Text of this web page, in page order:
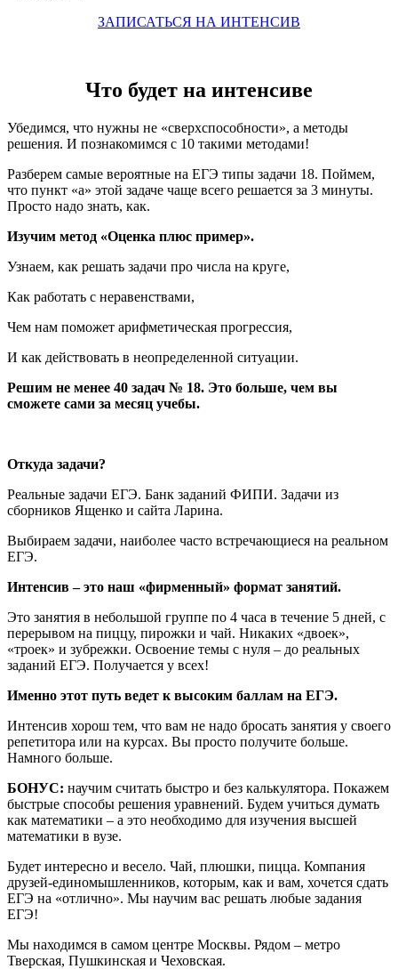
ЗАПИСАТЬСЯ НА ИНТЕНСИВ
Что будет на интенсиве
Убедимся, что нужны не «сверхспособности», а методы
решения. И познакомимся с 10 такими методами!
Разберем самые вероятные на ЕГЭ типы задачи 18. Поймем,
что пункт «а» этой задаче чаще всего решается за 3 минуты.
Просто надо знать, как.
Изучим метод «Оценка плюс пример».
Узнаем, как решать задачи про числа на круге,
Как работать с неравенствами,
Чем нам поможет арифметическая прогрессия,
И как действовать в неопределенной ситуации.
Решим не менее 40 задач № 18. Это больше, чем вы
сможете сами за месяц учебы.
Откуда задачи?
Реальные задачи ЕГЭ. Банк заданий ФИПИ. Задачи из
сборников Ященко и сайта Ларина.
Выбираем задачи, наиболее часто встречающиеся на реальном
ЕГЭ.
Интенсив – это наш «фирменный» формат занятий.
Это занятия в небольшой группе по 4 часа в течение 5 дней, с
перерывом на пиццу, пирожки и чай. Никаких «двоек»,
«троек» и зубрежки. Освоение темы с нуля – до реальных
заданий ЕГЭ. Получается у всех!
Именно этот путь ведет к высоким баллам на ЕГЭ.
Интенсив хорош тем, что вам не надо бросать занятия у своего
репетитора или на курсах. Вы просто получите больше.
Намного больше.
БОНУС: научим считать быстро и без калькулятора. Покажем
быстрые способы решения уравнений. Будем учиться думать
как математики – а это необходимо для изучения высшей
математики в вузе.
Будет интересно и весело. Чай, плюшки, пицца. Компания
друзей-единомышленников, которым, как и вам, хочется сдать
ЕГЭ на «отлично». Мы научим вас решать любые задания
ЕГЭ!
Мы находимся в самом центре Москвы. Рядом – метро
Тверская, Пушкинская и Чеховская.